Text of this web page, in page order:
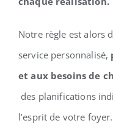
Notre règle est alors
service personnalisé,
et aux besoins de
des planifications
l’esprit de votre foyer.